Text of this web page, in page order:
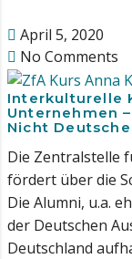
April 5, 2020
No Comments
Interkulturelle
Unternehmen
Nicht Deutsche
Die Zentralstelle
fördert über die
Die Alumni, u.a.
der Deutschen
Deutschland